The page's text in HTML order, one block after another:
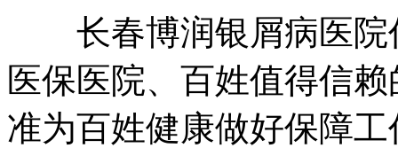
长春博润银屑病医院
医保医院、百姓值得信
准为百姓健康做好保障